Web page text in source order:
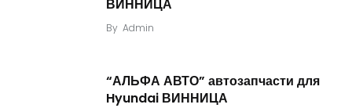
ВИННИЦА
By Admin
“АЛЬФА АВТО” автозапчасти для
Hyundai ВИННИЦА